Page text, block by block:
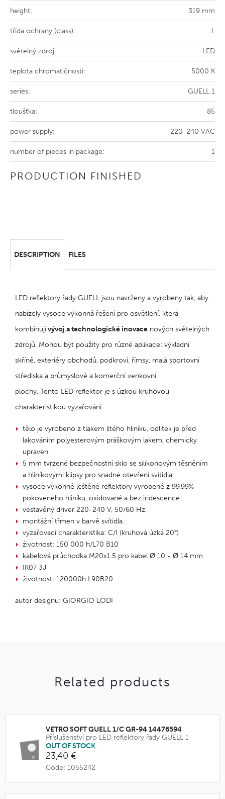
height: 319 mm
třída ochrany (class): I.
světelný zdroj: LED
teplota chromatičnosti: 5000 K
series: GUELL 1
tloušťka: 85
power supply: 220-240 VAC
number of pieces in package: 1
PRODUCTION FINISHED
DESCRIPTION FILES
LED reflektory řady GUELL jsou navrženy a vyrobeny tak, aby
nabízely vysoce výkonná řešení pro osvětlení, která
kombinujívývoj a technologické inovace nových světelných
zdrojů. Mohou být použity pro různé aplikace: výkladní
skříně, exteriéry obchodů, podkroví, římsy, malá sportovní
střediska a průmyslové a komerční venkovní
plochy. Tento LED reflektor je s úzkou kruhovou
charakteristikou vyzařování.
tělo je vyrobeno z tlakem litého hliníku, odlitek je před
lakováním polyesterovým práškovým lakem, chemicky
upraven.
5 mm tvrzené bezpečnostní sklo se silikonovým těsněním
a hliníkovými klipsy pro snadné otevření svítidla
vysoce výkonné leštěné reflektory vyrobené z 99,99%
pokoveného hliníku, oxidované a bez iridescence
vestavěný driver 220-240 V, 50/60 Hz.
montážní třmen v barvě svítidla.
vyzařovací charakteristika: C/I (kruhová úzká 20°)
životnost: 150 000 h/L70 B10
kabelová průchodka M20x1.5 pro kabel Ø 10 - Ø 14 mm
IK07 3J
životnost: 120000h L90B20
autor designu: GIORGIO LODI
Related products
VETRO SOFT GUELL 1/C GR-94 14476594
Příslušenství pro LED reflektory řady GUELL 1
OUT OF STOCK
23,40 €
Code: 1055242